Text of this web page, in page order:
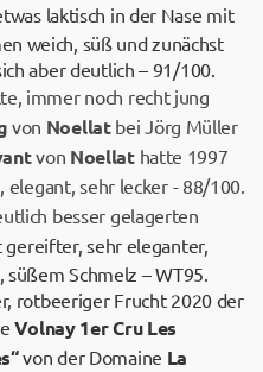
laktisch in der Nase mit
weich, süß und zunächst
aber deutlich – 91/100.
immer noch recht jung
von Noellatbei Jörg Müller
von Noellathatte 1997
elegant, sehr lecker - 88/100.
besser gelagerten
sehr eleganter,
Schmelz – WT95.
rotbeeriger Frucht 2020 der
Volnay 1er Cru Les
von der Domaine La